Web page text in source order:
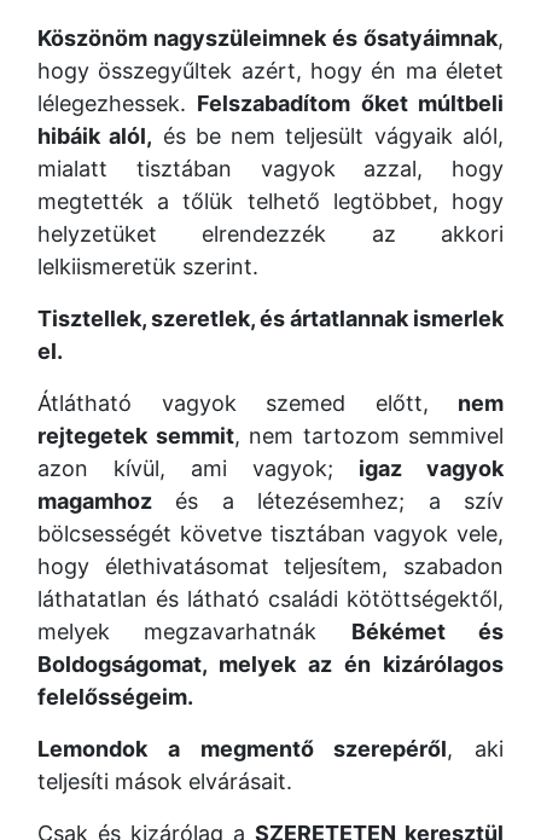
Köszönöm nagyszüleimnek és ősatyáimnak,
hogy összegyűltek azért, hogy én ma életet
lélegezhessek. Felszabadítom őket múltbeli
hibáik alól, és be nem teljesült vágyaik alól,
mialatt tisztában vagyok azzal, hogy
megtették a tőlük telhető legtöbbet, hogy
helyzetüket elrendezzék az akkori
lelkiismeretük szerint.
Tisztellek, szeretlek, és ártatlannak ismerlek
el.
Átlátható vagyok szemed előtt, nem
rejtegetek semmit, nem tartozom semmivel
azon kívül, ami vagyok; igaz vagyok
magamhoz és a létezésemhez; a szív
bölcsességét követve tisztában vagyok vele,
hogy élethivatásomat teljesítem, szabadon
láthatatlan és látható családi kötöttségektől,
melyek megzavarhatnák Békémet és
Boldogságomat, melyek az én kizárólagos
felelősségeim.
Lemondok a megmentő szerepéről, aki
teljesíti mások elvárásait.
Csak és kizárólag a SZERETETEN keresztül